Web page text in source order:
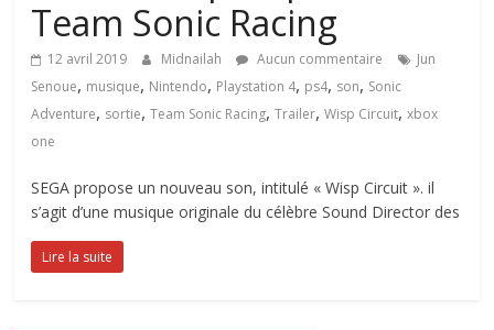
Team Sonic Racing
12 avril 2019 Midnailah Aucun commentaire
Jun
Senoue, musique, Nintendo, Playstation 4, ps4, son, Sonic
Adventure, sortie,Team Sonic Racing,Trailer,Wisp Circuit,xbox
one
SEGA propose un nouveau son, intitulé « Wisp Circuit ». il
s’agit d’une musique originale du célèbre Sound Director des
Lire la suite